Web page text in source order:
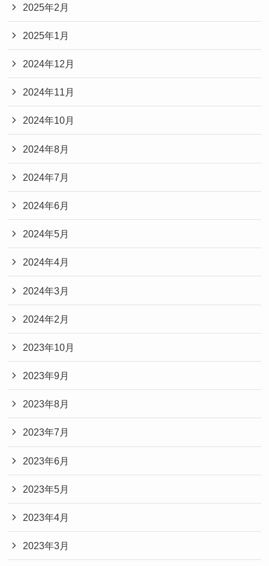
2025年2月
2025年1月
2024年12月
2024年11月
2024年10月
2024年8月
2024年7月
2024年6月
2024年5月
2024年4月
2024年3月
2024年2月
2023年10月
2023年9月
2023年8月
2023年7月
2023年6月
2023年5月
2023年4月
2023年3月